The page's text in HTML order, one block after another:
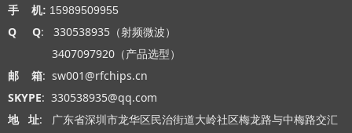
手 机: 15989509955
Q Q: 330538935（射频微波）
3407097920（产品选型）
邮 箱: sw001@rfchips.cn
SKYPE: 330538935@qq.com
地 址: 广东省深圳市龙华区民治街道大岭社区梅龙路与中梅路交汇